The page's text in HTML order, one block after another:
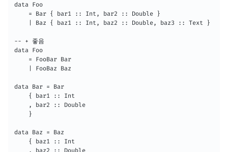
data Foo
    = Bar { bar1 :: Int, bar2 :: Double }
    | Baz { baz1 :: Int, baz2 :: Double, baz3 :: Text }
-- + 좋음
data Foo
    = FooBar Bar
    | FooBaz Baz
data Bar = Bar
    { bar1 :: Int
    , bar2 :: Double
    }
data Baz = Baz
    { baz1 :: Int
    , baz2 :: Double